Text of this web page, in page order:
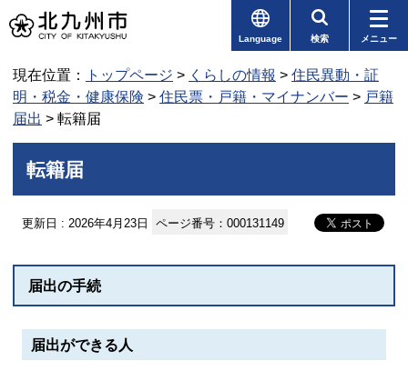
Language 検索 メニュー
現在位置： トップページ > くらしの情報 > 住民異動・証
明・税金・健康保険 > 住民票・戸籍・マイナンバー > 戸籍
届出 > 転籍届
転籍届
更新日 : 2026年4月23日 ページ番号：000131149
届出の手続
届出ができる人